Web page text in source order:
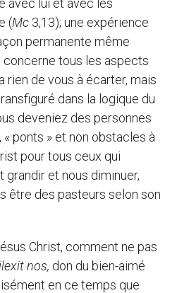
avec lui et avec les
(Mc 3,13); une expérience
permanente même
concerne tous les aspects
rien de vous à écarter, mais
dans la logique du
deveniez des personnes
ponts » et non obstacles à
pour tous ceux qui
grandir et nous diminuer,
être des pasteurs selon son
Christ, comment ne pas
nos, don du bien-aimé
en ce temps que